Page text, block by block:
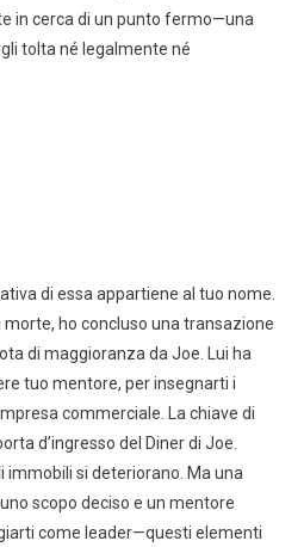
in cerca di un punto fermo—una
tolta né legalmente né
di essa appartiene al tuo nome.
ho concluso una transazione
di maggioranza da Joe. Lui ha
tuo mentore, per insegnarti i
commerciale. La chiave di
d’ingresso del Diner di Joe.
immobili si deteriorano. Ma una
scopo deciso e un mentore
come leader—questi elementi